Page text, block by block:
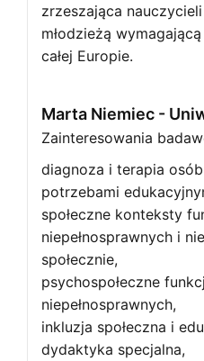
zrzeszająca
młodzieżą
całej Europie.
Marta Niemiec -
Zainteresowania
diagnoza i terapia
potrzebami
społeczne konteksty
niepełnosprawnych i
społecznie,
psychospołeczne
niepełnosprawnych,
inkluzja społeczna i
dydaktyka specjalna,